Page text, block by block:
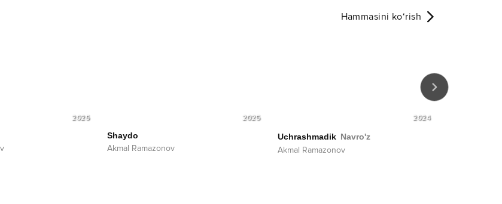
Hammasini ko‘rish
2025 2025
Shaydo
Akmal Ramazonov
2024
Uchrashmadik Navro'z
Akmal Ramazonov